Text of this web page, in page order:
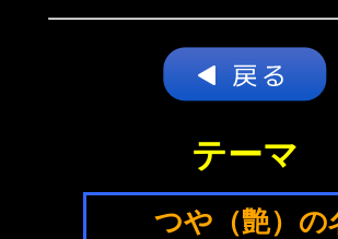
テーマ
つや（艶）の